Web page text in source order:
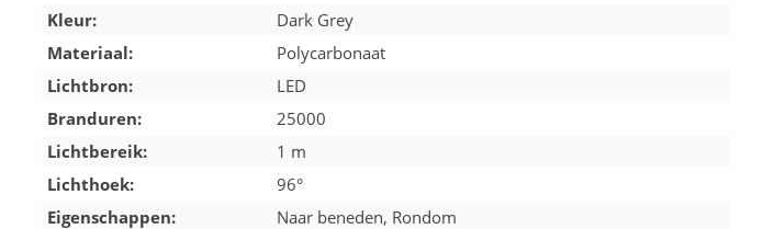
Kleur:
Dark Grey
Materiaal:
Polycarbonaat
Lichtbron:
LED
Branduren:
25000
Lichtbereik:
1 m
Lichthoek:
96°
Eigenschappen:
Naar beneden, Rondom